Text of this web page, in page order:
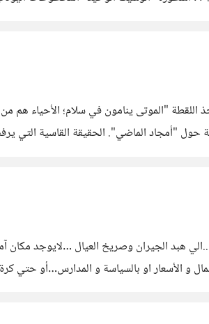
"الموتى ينامون في سلام؛ الأحياء هم
"أمجاد الماضي". الحقيقة القاسية التي
هبد الجيران وصريخ العيال …لايوجد مكان
و الأسعار او بالسياسة و المدارس…أو حتي